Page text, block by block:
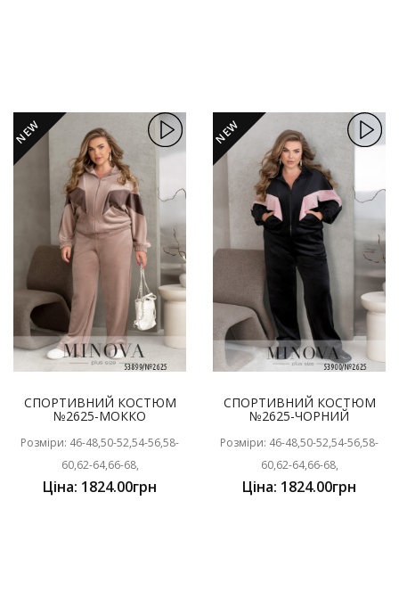
NEW
СПОРТИВНИЙ КОСТЮМ
№2625-МОККО
Розміри: 46-48,50-52,54-56,58-
60,62-64,66-68,
Ціна: 1824.00грн
NEW
СПОРТИВНИЙ КОСТЮМ
№2625-ЧОРНИЙ
Розміри: 46-48,50-52,54-56,58-
60,62-64,66-68,
Ціна: 1824.00грн